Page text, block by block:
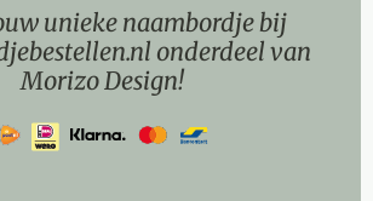
unieke naambordje bij
onderdeel van
Morizo Design!